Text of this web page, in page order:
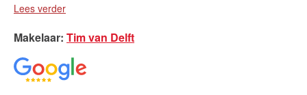
Lees verder
Makelaar: Tim van Delft